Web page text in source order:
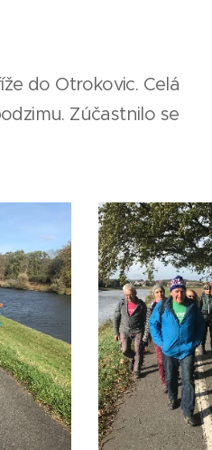
do Otrokovic. Celá
Zúčastnilo se